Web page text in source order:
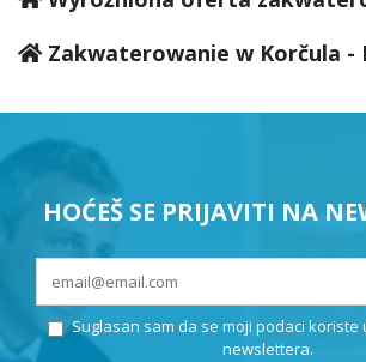
Zakwaterowanie w Korčula -
HOĆEŠ SE PRIJAVITI NA
Suglasan sam da se moji podaci koriste
newslettera.